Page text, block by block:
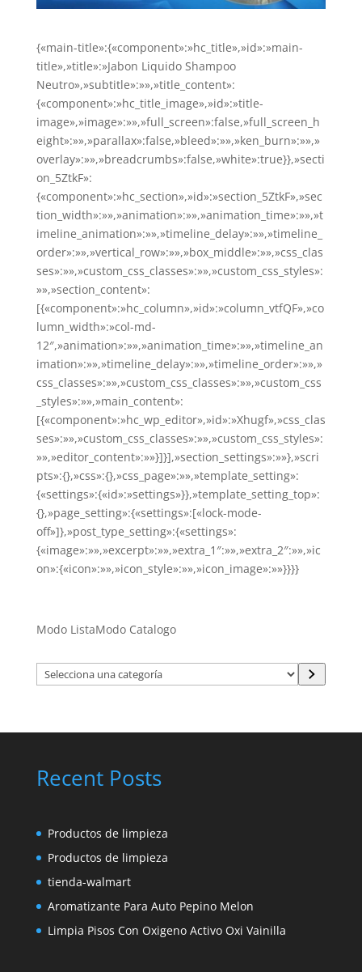
{«main-title»:{«component»:»hc_title»,»id»:»main-
title»,»title»:»Jabon Liquido Shampoo
Neutro»,»subtitle»:»»,»title_content»:
{«component»:»hc_title_image»,»id»:»title-
image»,»image»:»»,»full_screen»:false,»full_screen_h
eight»:»»,»parallax»:false,»bleed»:»»,»ken_burn»:»»,»
overlay»:»»,»breadcrumbs»:false,»white»:true}},»secti
on_5ZtkF»:
{«component»:»hc_section»,»id»:»section_5ZtkF»,»sec
tion_width»:»»,»animation»:»»,»animation_time»:»»,»t
imeline_animation»:»»,»timeline_delay»:»»,»timeline_
order»:»»,»vertical_row»:»»,»box_middle»:»»,»css_clas
ses»:»»,»custom_css_classes»:»»,»custom_css_styles»:
»»,»section_content»:
[{«component»:»hc_column»,»id»:»column_vtfQF»,»co
lumn_width»:»col-md-
12″,»animation»:»»,»animation_time»:»»,»timeline_an
imation»:»»,»timeline_delay»:»»,»timeline_order»:»»,»
css_classes»:»»,»custom_css_classes»:»»,»custom_css
_styles»:»»,»main_content»:
[{«component»:»hc_wp_editor»,»id»:»Xhugf»,»css_clas
ses»:»»,»custom_css_classes»:»»,»custom_css_styles»:
»»,»editor_content»:»»}]}],»section_settings»:»»},»scri
pts»:{},»css»:{},»css_page»:»»,»template_setting»:
{«settings»:{«id»:»settings»}},»template_setting_top»:
{},»page_setting»:{«settings»:[«lock-mode-
off»]},»post_type_setting»:{«settings»:
{«image»:»»,»excerpt»:»»,»extra_1″:»»,»extra_2″:»»,»ic
on»:{«icon»:»»,»icon_style»:»»,»icon_image»:»»}}}}
Modo ListaModo Catalogo
Selecciona
una
Recent Posts
Productos de limpieza
Productos de limpieza
tienda-walmart
Aromatizante Para Auto Pepino Melon
Limpia Pisos Con Oxigeno Activo Oxi Vainilla